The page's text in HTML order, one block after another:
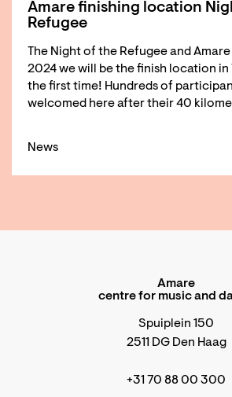
Amare finishing location
Refugee
The Night of the Refugee and
2024 we will be the finish location in
the first time! Hundreds of
welcomed here after their 40
News
Amare
centre for music and
Spuiplein 150
2511 DG Den Haag
+31 70 88 00 300